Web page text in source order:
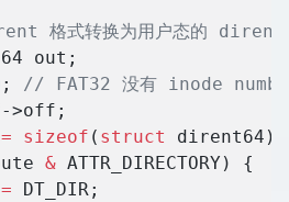
格式转换为用户态的
out;
;
// FAT32 没有 inode
>off;
= sizeof ( struct
dirent64);
& ATTR_DIRECTORY) {
= DT_DIR;